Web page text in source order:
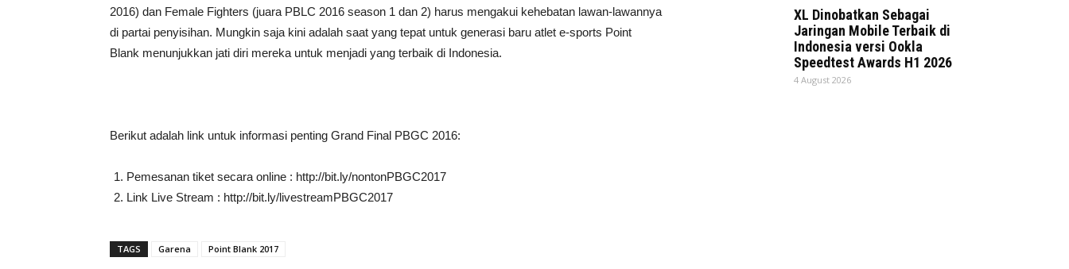
2016) dan Female Fighters (juara PBLC 2016 season 1 dan 2) harus mengakui kehebatan lawan-lawannya
di partai penyisihan. Mungkin saja kini adalah saat yang tepat untuk generasi baru atlet e-sports Point
Blank menunjukkan jati diri mereka untuk menjadi yang terbaik di Indonesia.
Berikut adalah link untuk informasi penting Grand Final PBGC 2016:
Pemesanan tiket secara online : http://bit.ly/nontonPBGC2017
Link Live Stream : http://bit.ly/livestreamPBGC2017
TAGS Garena Point Blank 2017
XL Dinobatkan Sebagai
Jaringan Mobile Terbaik di
Indonesia versi Ookla
Speedtest Awards H1 2026
4 August 2026